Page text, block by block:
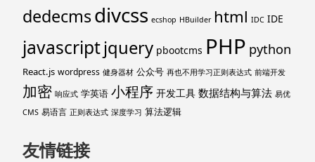
dedecmsdivcss ecshop HBuilder html IDC IDE
javascriptjquery pbootcms PHP python
React.js wordpress 健身器材 公众号 再也不用学习正则表达式 前端开发
加密 响应式 学英语 小程序 开发工具 数据结构与算法 易优
CMS 易语言 正则表达式 深度学习 算法逻辑
友情链接